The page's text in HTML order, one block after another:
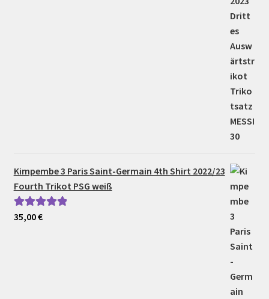
Kimpembe 3 Paris Saint-Germain 4th Shirt 2022/23
Fourth Trikot PSG weiß
Bewertet mit
35,00€